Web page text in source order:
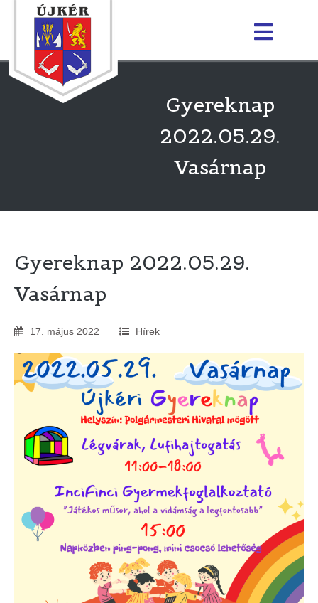
Gyereknap
2022.05.29.
Vasárnap
Gyereknap 2022.05.29.
Vasárnap
17 május 2022 Hírek